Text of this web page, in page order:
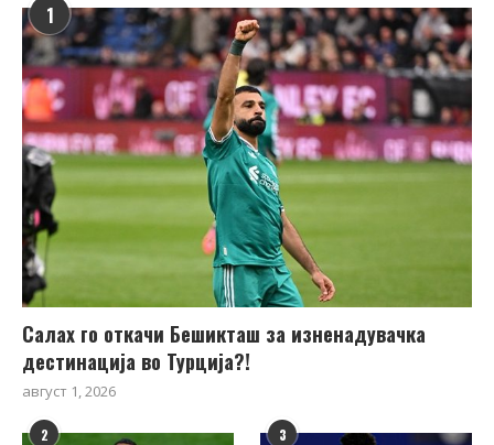
1
Салах го откачи Бешикташ за изненадувачка
дестинација во Турција?!
август 1, 2026
2 3